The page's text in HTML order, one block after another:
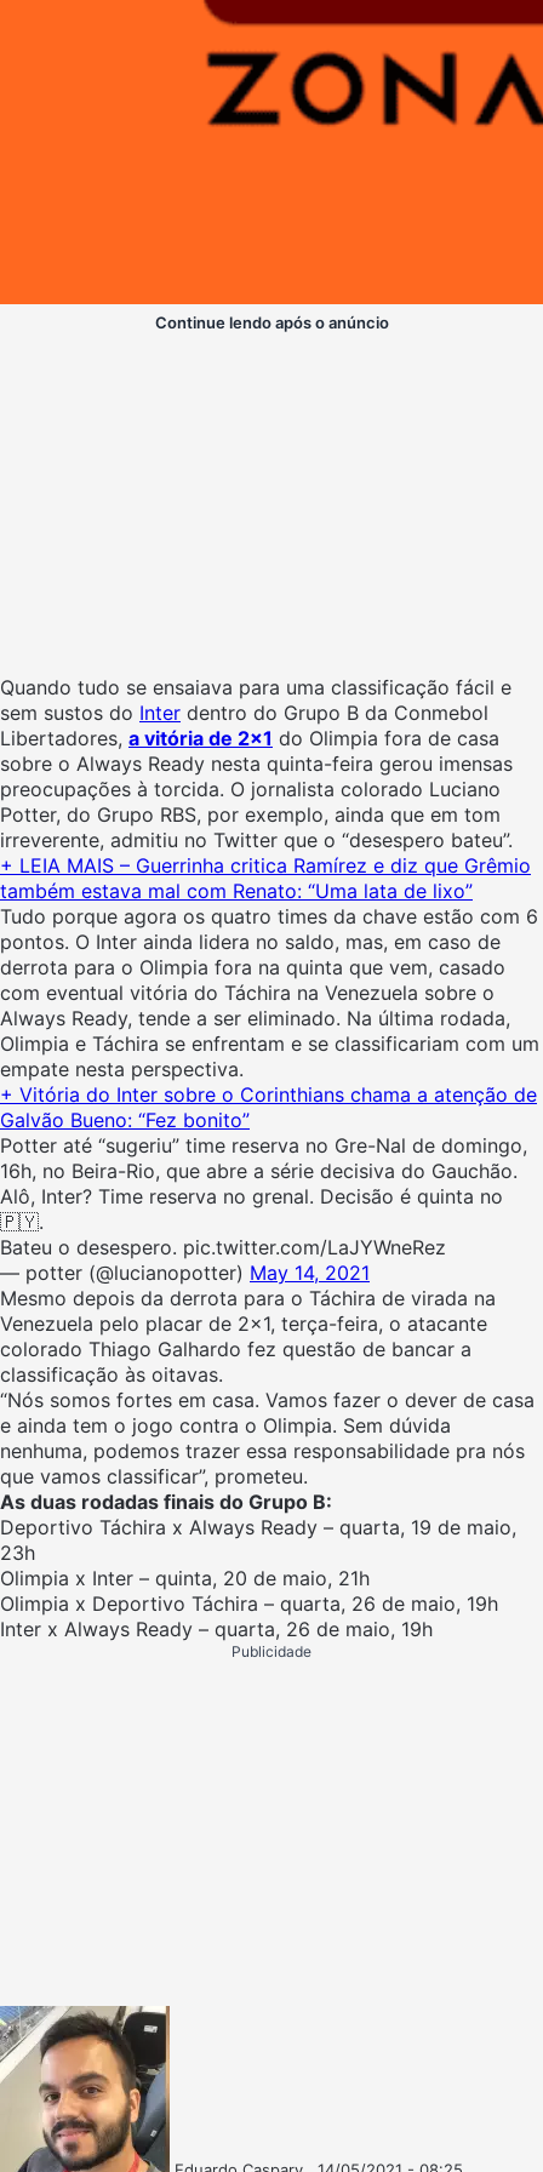
Continue lendo após o anúncio
Quando tudo se ensaiava para uma classificação fácil e
sem sustos do Inter dentro do Grupo B da Conmebol
Libertadores, a vitória de 2×1 do Olimpia fora de casa
sobre o Always Ready nesta quinta-feira gerou imensas
preocupações à torcida. O jornalista colorado Luciano
Potter, do Grupo RBS, por exemplo, ainda que em tom
irreverente, admitiu no Twitter que o “desespero bateu”.
+ LEIA MAIS – Guerrinha critica Ramírez e diz que Grêmio
também estava mal com Renato: “Uma lata de lixo”
Tudo porque agora os quatro times da chave estão com 6
pontos. O Inter ainda lidera no saldo, mas, em caso de
derrota para o Olimpia fora na quinta que vem, casado
com eventual vitória do Táchira na Venezuela sobre o
Always Ready, tende a ser eliminado. Na última rodada,
Olimpia e Táchira se enfrentam e se classificariam com um
empate nesta perspectiva.
+ Vitória do Inter sobre o Corinthians chama a atenção de
Galvão Bueno: “Fez bonito”
Potter até “sugeriu” time reserva no Gre-Nal de domingo,
16h, no Beira-Rio, que abre a série decisiva do Gauchão.
Alô, Inter? Time reserva no grenal. Decisão é quinta no
🇵🇾.
Bateu o desespero. pic.twitter.com/LaJYWneRez
— potter (@lucianopotter) May 14, 2021
Mesmo depois da derrota para o Táchira de virada na
Venezuela pelo placar de 2×1, terça-feira, o atacante
colorado Thiago Galhardo fez questão de bancar a
classificação às oitavas.
“Nós somos fortes em casa. Vamos fazer o dever de casa
e ainda tem o jogo contra o Olimpia. Sem dúvida
nenhuma, podemos trazer essa responsabilidade pra nós
que vamos classificar”, prometeu.
As duas rodadas finais do Grupo B:
Deportivo Táchira x Always Ready – quarta, 19 de maio,
23h
Olimpia x Inter – quinta, 20 de maio, 21h
Olimpia x Deportivo Táchira – quarta, 26 de maio, 19h
Inter x Always Ready – quarta, 26 de maio, 19h
Publicidade